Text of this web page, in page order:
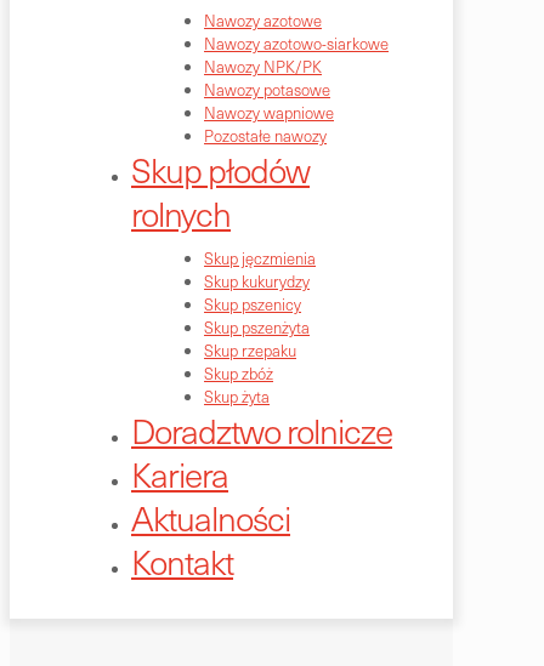
Nawozy azotowe
Nawozy azotowo-siarkowe
Nawozy NPK/PK
Nawozy potasowe
Nawozy wapniowe
Pozostałe nawozy
Skup płodów
rolnych
Skup jęczmienia
Skup kukurydzy
Skup pszenicy
Skup pszenżyta
Skup rzepaku
Skup zbóż
Skup żyta
Doradztwo rolnicze
Kariera
Aktualności
Kontakt